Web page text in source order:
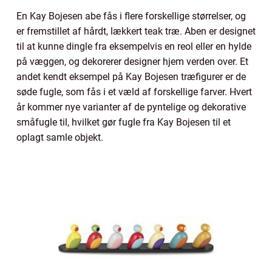
En Kay Bojesen abe fås i flere forskellige størrelser, og
er fremstillet af hårdt, lækkert teak træ. Aben er designet
til at kunne dingle fra eksempelvis en reol eller en hylde
på væggen, og dekorerer designer hjem verden over. Et
andet kendt eksempel på Kay Bojesen træfigurer er de
søde fugle, som fås i et væld af forskellige farver. Hvert
år kommer nye varianter af de pyntelige og dekorative
småfugle til, hvilket gør fugle fra Kay Bojesen til et
oplagt samle objekt.